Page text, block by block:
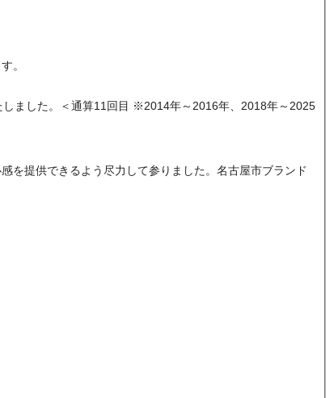
。
ました。＜通算11回目 ※2014年～2016年、2018年～2025
を提供できるよう尽力して参りました。名古屋市ブランド